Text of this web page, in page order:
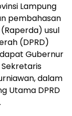
Lampung
pembahasan
usul
(DPRD)
Gubernur
dalam
Utama DPRD